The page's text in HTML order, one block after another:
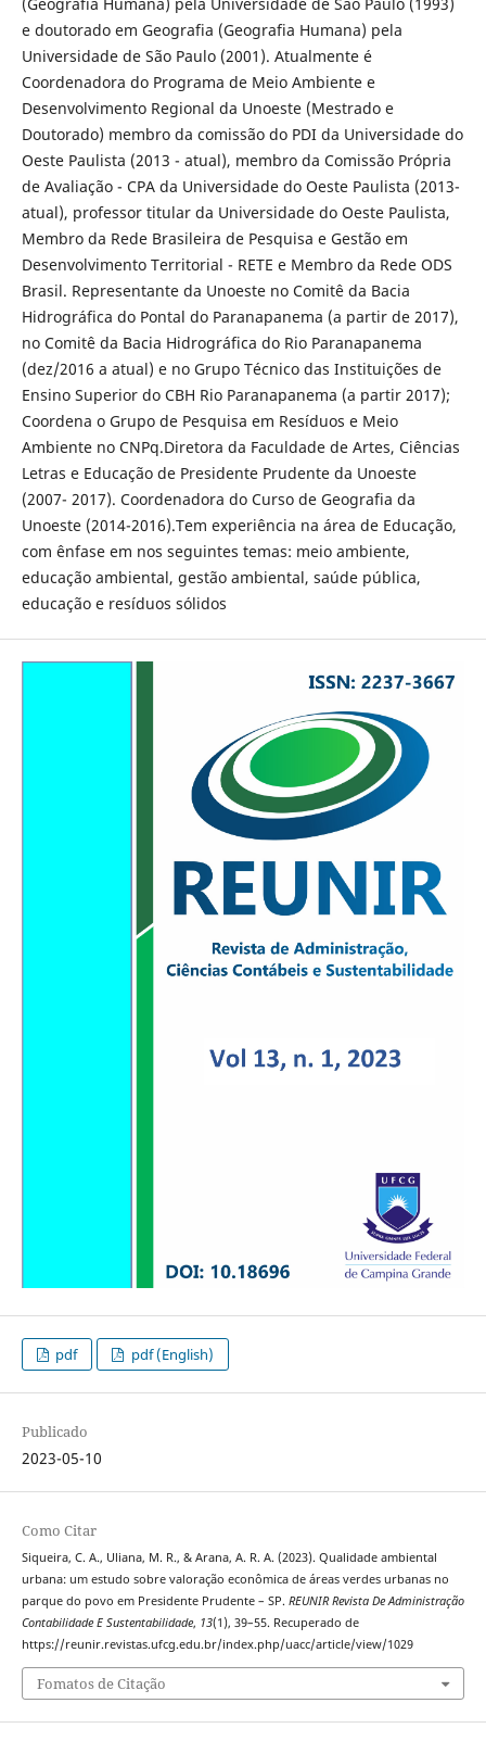
e doutorado em Geografia (Geografia Humana) pela
Universidade de São Paulo (2001). Atualmente é
Coordenadora do Programa de Meio Ambiente e
Desenvolvimento Regional da Unoeste (Mestrado e
Doutorado) membro da comissão do PDI da Universidade do
Oeste Paulista (2013 - atual), membro da Comissão Própria
de Avaliação - CPA da Universidade do Oeste Paulista (2013-
atual), professor titular da Universidade do Oeste Paulista,
Membro da Rede Brasileira de Pesquisa e Gestão em
Desenvolvimento Territorial - RETE e Membro da Rede ODS
Brasil. Representante da Unoeste no Comitê da Bacia
Hidrográfica do Pontal do Paranapanema (a partir de 2017),
no Comitê da Bacia Hidrográfica do Rio Paranapanema
(dez/2016 a atual) e no Grupo Técnico das Instituições de
Ensino Superior do CBH Rio Paranapanema (a partir 2017);
Coordena o Grupo de Pesquisa em Resíduos e Meio
Ambiente no CNPq.Diretora da Faculdade de Artes, Ciências
Letras e Educação de Presidente Prudente da Unoeste
(2007- 2017). Coordenadora do Curso de Geografia da
Unoeste (2014-2016).Tem experiência na área de Educação,
com ênfase em nos seguintes temas: meio ambiente,
educação ambiental, gestão ambiental, saúde pública,
educação e resíduos sólidos
pdf pdf (English)
Publicado
2023-05-10
Como Citar
Siqueira, C. A., Uliana, M. R., & Arana, A. R. A. (2023). Qualidade ambiental
urbana: um estudo sobre valoração econômica de áreas verdes urbanas no
parque do povo em Presidente Prudente – SP. REUNIR Revista De Administração
Contabilidade E Sustentabilidade, 13(1), 39–55. Recuperado de
https://reunir.revistas.ufcg.edu.br/index.php/uacc/article/view/1029
Fomatos de Citação